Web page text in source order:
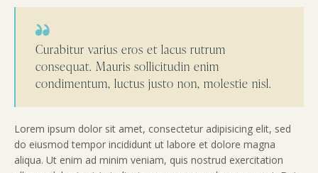
Curabitur varius eros et lacus rutrum
consequat. Mauris sollicitudin enim
condimentum, luctus justo non, molestie nisl.
Lorem ipsum dolor sit amet, consectetur adipisicing elit, sed
do eiusmod tempor incididunt ut labore et dolore magna
aliqua. Ut enim ad minim veniam, quis nostrud exercitation